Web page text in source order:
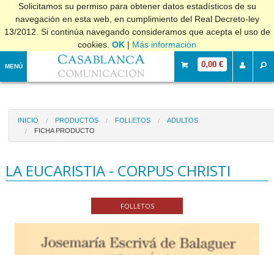
Solicitamos su permiso para obtener datos estadísticos de su
navegación en esta web, en cumplimiento del Real Decreto-ley
13/2012. Si continúa navegando consideramos que acepta el uso de
cookies. OK | Más información
MENÚ 0,00 €
INICIO PRODUCTOS FOLLETOS
ADULTOS
FICHA PRODUCTO
LA EUCARISTIA - CORPUS CHRISTI
FOLLETOS